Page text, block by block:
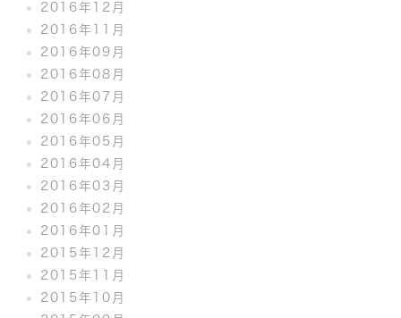
2016年12月
2016年11月
2016年09月
2016年08月
2016年07月
2016年06月
2016年05月
2016年04月
2016年03月
2016年02月
2016年01月
2015年12月
2015年11月
2015年10月